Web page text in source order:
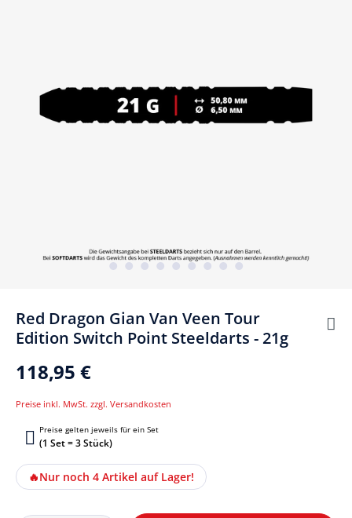
Red Dragon Gian Van Veen Tour
Edition Switch Point Steeldarts - 21g
118,95 €
Preise inkl. MwSt. zzgl. Versandkosten
Preise gelten jeweils für ein Set
(1 Set = 3 Stück)
🔥Nur noch 4 Artikel auf Lager!